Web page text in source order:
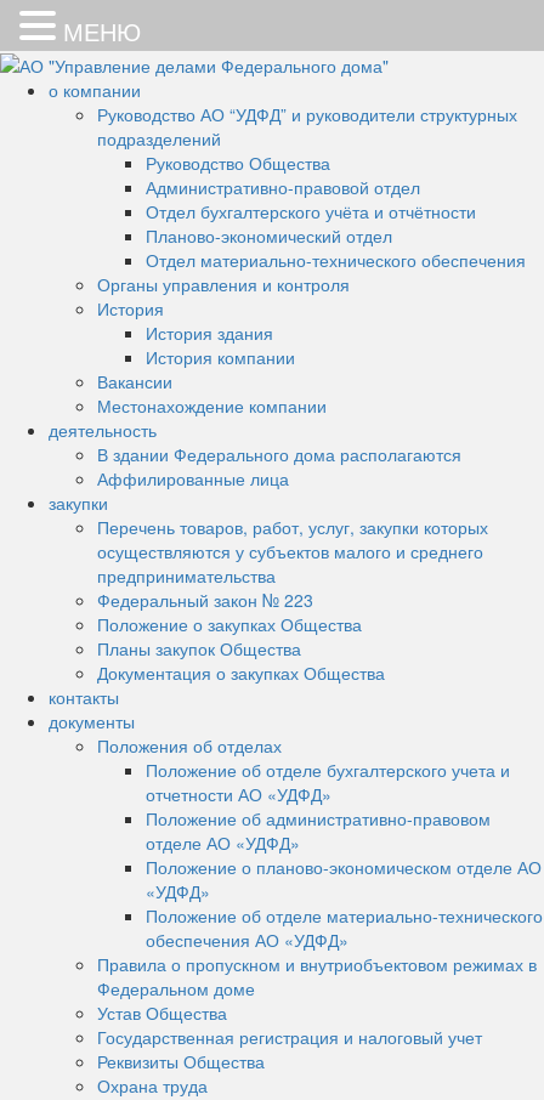
Skip
АО "Управление делами
Федерального дома"
Основная цель деятельности
АО "УДФД" – работы и услуги
по обеспечению эксплуатации
помещений здания
Федерального дома
(административная часть
здания по адресу: Санкт-
Петербург, Суворовский пр-кт,
д. 62, литер А)
о компании
Руководство АО “УДФД” и руководители структурных
подразделений
Руководство Общества
Административно-правовой отдел
Отдел бухгалтерского учёта и отчётности
Планово-экономический отдел
Отдел материально-технического обеспечения
Органы управления и контроля
История
История здания
История компании
Вакансии
Местонахождение компании
деятельность
В здании Федерального дома располагаются
Аффилированные лица
закупки
Перечень товаров, работ, услуг, закупки которых
осуществляются у субъектов малого и среднего
предпринимательства
Федеральный закон № 223
Положение о закупках Общества
Планы закупок Общества
Документация о закупках Общества
контакты
документы
Положения об отделах
Положение об отделе бухгалтерского учета и
отчетности АО «УДФД»
Положение об административно-правовом
отделе АО «УДФД»
Положение о планово-экономическом отделе АО
«УДФД»
Положение об отделе материально-технического
обеспечения АО «УДФД»
Правила о пропускном и внутриобъектовом режимах в
Федеральном доме
Устав Общества
Государственная регистрация и налоговый учет
Реквизиты Общества
Охрана труда
МЕНЮ